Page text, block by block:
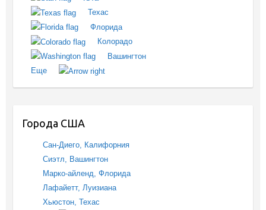
Техас
Флорида
Колорадо
Вашингтон
Еще
Города США
Сан-Диего, Калифорния
Сиэтл, Вашингтон
Марко-айленд, Флорида
Лафайетт, Луизиана
Хьюстон, Техас